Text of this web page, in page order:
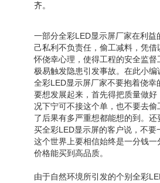
齐。
一部分全彩LED显示屏厂家在利益
己私利不负责任，偷工减料，凭借
怀侥幸心理，使得工程的安全监督
极易触发隐患引发事故。在此小编
全彩LED显示屏厂家不要抱着侥幸
要想发展起来，首先得把质量做好
况下宁可不接这个单，也不要去偷
了后果有多严重想都能想的到。还
买全彩LED显示屏的客户说，不要
这个世界上要相信始终是一分钱一
价格能买到高品质。
由于自然环境所引发的个别全彩